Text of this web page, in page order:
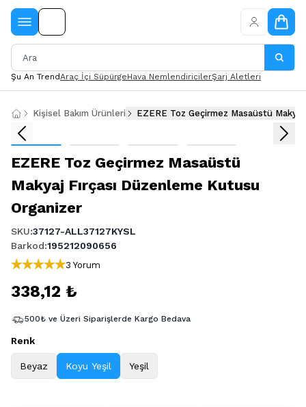
Şu An TrendAraç İçi SüpürgeHava NemlendiricilerŞarj Aletleri
Kişisel Bakım Ürünleri EZERE Toz Geçirmez Masaüstü
EZERE Toz Geçirmez Masaüstü
Makyaj Fırçası Düzenleme Kutusu
Organizer
SKU:37127-ALL37127KYSL
Barkod:195212090656
3 Yorum
338,12 ₺
500₺ ve Üzeri Siparişlerde Kargo Bedava
Renk
Beyaz Koyu Yeşil Yeşil